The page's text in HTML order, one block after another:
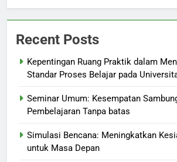
Recent Posts
Kepentingan Ruang Praktik dalam
Standar Proses Belajar pada
Seminar Umum: Kesempatan
Pembelajaran Tanpa batas
Simulasi Bencana: Meningkatkan
untuk Masa Depan